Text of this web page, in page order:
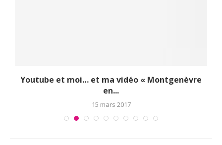
Youtube et moi… et ma vidéo « Montgenèvre
en...
15 mars 2017